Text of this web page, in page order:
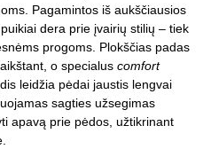
Pagamintos iš aukščiausios
dera prie įvairių stilių – tiek
progoms. Plokščias padas
o specialus comfort
leidžia pėdai jaustis lengvai
sagties užsegimas
apavą prie pėdos, užtikrinant